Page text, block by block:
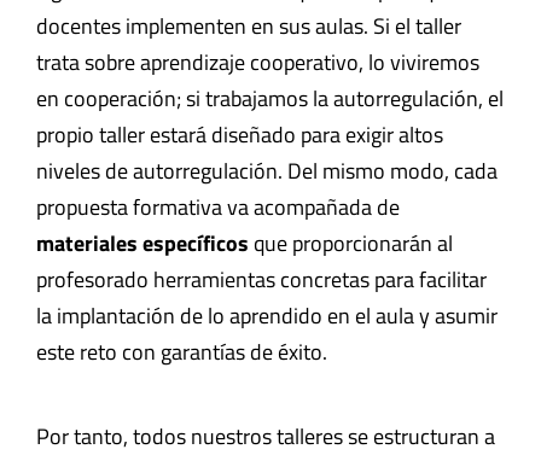
docentes implementen en sus aulas. Si el taller
trata sobre aprendizaje cooperativo, lo viviremos
en cooperación; si trabajamos la autorregulación, el
propio taller estará diseñado para exigir altos
niveles de autorregulación. Del mismo modo, cada
propuesta formativa va acompañada de
materiales específicos que proporcionarán al
profesorado herramientas concretas para facilitar
la implantación de lo aprendido en el aula y asumir
este reto con garantías de éxito.
Por tanto, todos nuestros talleres se estructuran a